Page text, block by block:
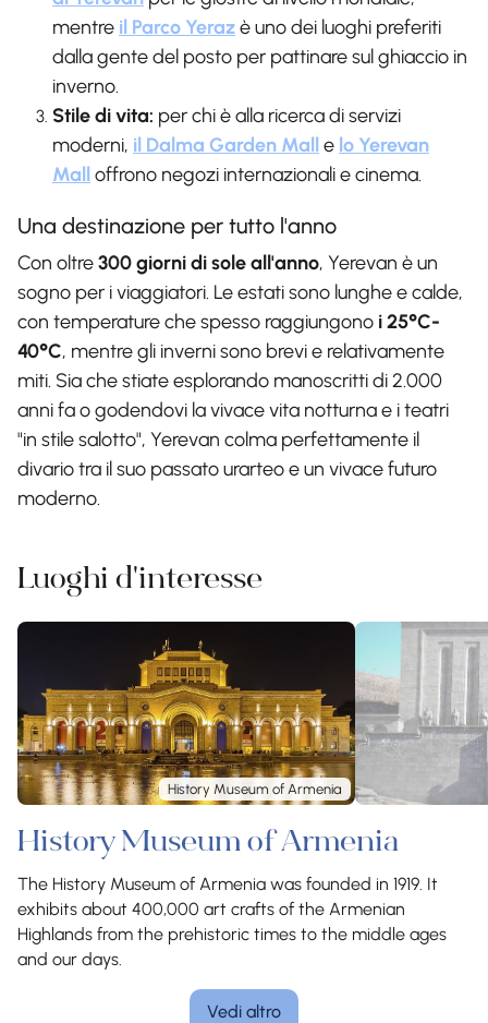
mentre il Parco Yerazè uno dei luoghi preferiti
dalla gente del posto per pattinare sul ghiaccio in
inverno.
Stile di vita: per chi è alla ricerca di servizi
moderni, il Dalma Garden Malle lo Yerevan
Malloffrono negozi internazionali e cinema.
Una destinazione per tutto l'anno
Con oltre300 giorni di sole all'anno, Yerevan è un
sogno per i viaggiatori. Le estati sono lunghe e calde,
con temperature che spesso raggiungono i 25°C-
40°C, mentre gli inverni sono brevi e relativamente
miti. Sia che stiate esplorando manoscritti di 2.000
anni fa o godendovi la vivace vita notturna e i teatri
"in stile salotto", Yerevan colma perfettamente il
divario tra il suo passato urarteo e un vivace futuro
moderno.
Luoghi d'interesse
History Museum of Armenia
History Museum of Armenia
The History Museum of Armenia was founded in 1919. It
exhibits about 400,000 art crafts of the Armenian
Highlands from the prehistoric times to the middle ages
and our days.
Vedi altro